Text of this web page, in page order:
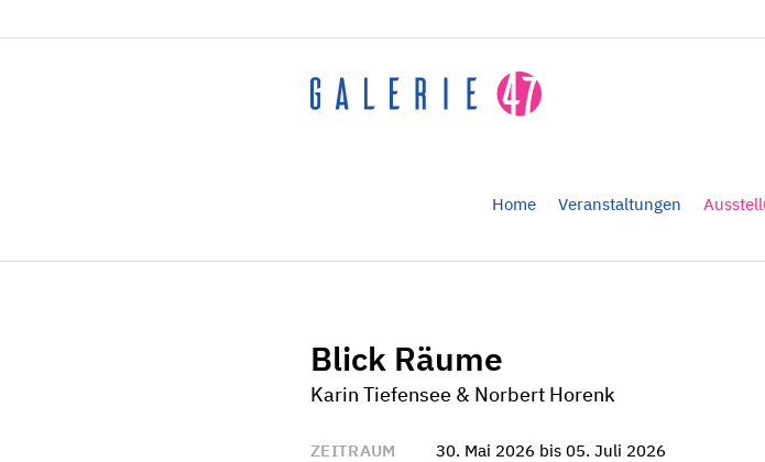
Home Veranstaltungen
Blick Räume
Karin Tiefensee & Norbert Horenk
ZEITRAUM
30. Mai 2026 bis 05. Juli 2026